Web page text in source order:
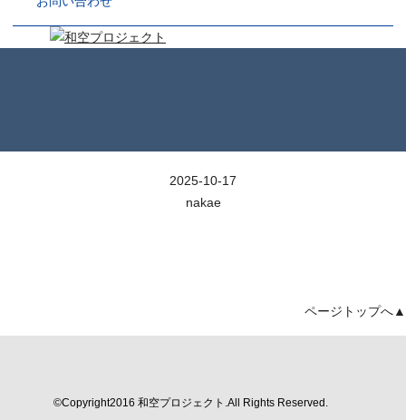
2025-10-17
nakae
ページトップへ▲
©Copyright2016 和空プロジェクト.All Rights Reserved.